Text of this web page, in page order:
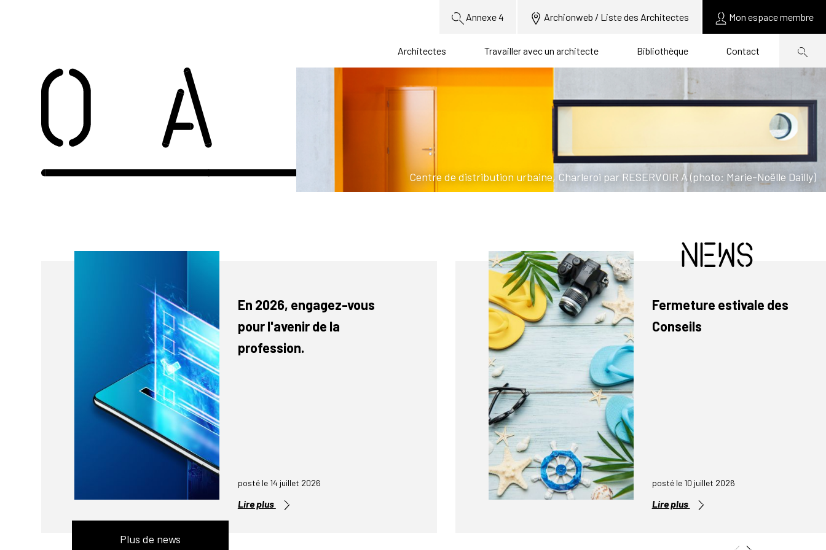
Annexe 4 Archionweb / Liste des Architectes Mon espace membre
Architectes Travailler avec un architecte Bibliothèque Contact
Centre de distribution urbaine, Charleroi par RESERVOIR A (photo: Marie-Noëlle Dailly)
News
En 2026, engagez-vous
pour l'avenir de la
profession.
posté le 14 juillet 2026
Lire plus
Fermeture estivale des
Conseils
posté le 10 juillet 2026
Lire plus
Plus de news